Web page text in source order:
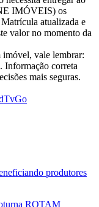
IMÓVEIS) os
atualizada e
valor no momento da
imóvel, vale lembrar:
Informação correta
mais seguras.
produtores
ROTAM